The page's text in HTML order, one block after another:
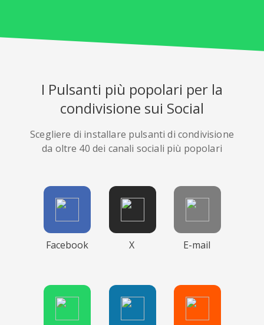
I Pulsanti più popolari per la
condivisione sui Social
Scegliere di installare pulsanti di condivisione
da oltre 40 dei canali sociali più popolari
Facebook X E-mail